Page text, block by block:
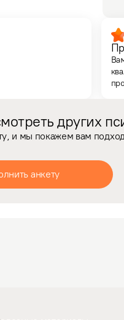
других
и мы покажем вам
анкету